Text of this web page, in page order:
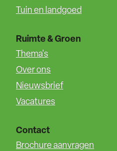
Tuin en landgoed
Ruimte & Groen
Thema's
Over ons
Nieuwsbrief
Vacatures
Contact
Brochure aanvragen